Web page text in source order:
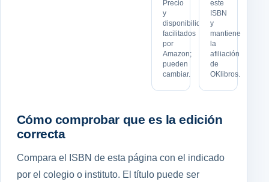
Precio
y
disponibilidad
facilitados
por
Amazon;
pueden
cambiar.
este
ISBN
y
mantiene
la
afiliación
de
OKlibros.
Cómo comprobar que es la edición
correcta
Compara el ISBN de esta página con el indicado
por el colegio o instituto. El título puede ser